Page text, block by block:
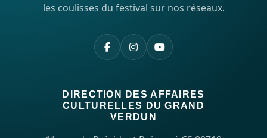
les coulisses du festival sur nos réseaux.
DIRECTION DES AFFAIRES
CULTURELLES DU GRAND
VERDUN